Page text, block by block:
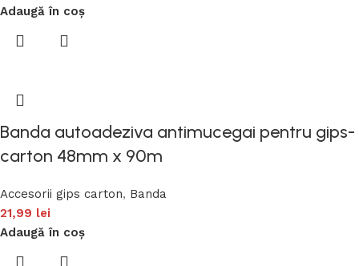
Adaugă în coș
Banda autoadeziva antimucegai pentru gips-
carton 48mm x 90m
Accesorii gips carton, Banda
21,99 lei
Adaugă în coș